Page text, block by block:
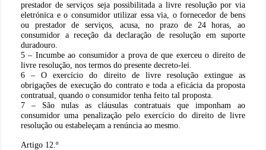
prestador de serviços seja possibilitada a livre resolução por via
eletrónica e o consumidor utilizar essa via, o fornecedor de bens
ou prestador de serviços, acusa, no prazo de 24 horas, ao
consumidor a receção da declaração de resolução em suporte
duradouro.
5 – Incumbe ao consumidor a prova de que exerceu o direito de
livre resolução, nos termos do presente decreto-lei.
6 – O exercício do direito de livre resolução extingue as
obrigações de execução do contrato e toda a eficácia da proposta
contratual, quando o consumidor tenha feito tal proposta.
7 – São nulas as cláusulas contratuais que imponham ao
consumidor uma penalização pelo exercício do direito de livre
resolução ou estabeleçam a renúncia ao mesmo.
Artigo 12.º